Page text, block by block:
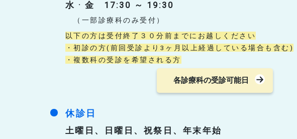
水 · 金 17:30 ～ 19:30
（一部診療科のみ受付）
以下の方は受付終了３０分前までにお越しください
・初診の方(前回受診より3ヶ月以上経過している場合も含む)
・複数科の受診を希望される方
各診療科の受診可能日
休診日
土曜日、日曜日、祝祭日、年末年始